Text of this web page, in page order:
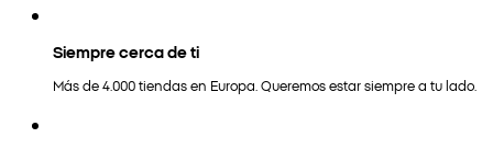
Siempre cerca de ti
Más de 4.000 tiendas en Europa. Queremos estar siempre a tu lado.